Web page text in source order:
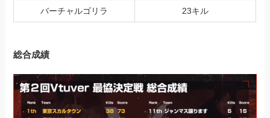
バーチャルゴリラ 23キル
総合成績